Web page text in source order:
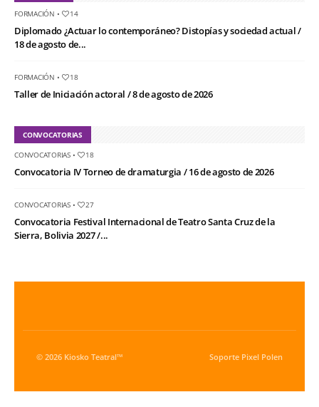
FORMACIÓN • 14
Diplomado ¿Actuar lo contemporáneo? Distopías y sociedad actual /
18 de agosto de...
FORMACIÓN • 18
Taller de Iniciación actoral / 8 de agosto de 2026
CONVOCATORIAS
CONVOCATORIAS• 18
Convocatoria IV Torneo de dramaturgia / 16 de agosto de 2026
CONVOCATORIAS• 27
Convocatoria Festival Internacional de Teatro Santa Cruz de la
Sierra, Bolivia 2027 /...
© 2026 Kiosko Teatral™ Soporte Pixel Polen